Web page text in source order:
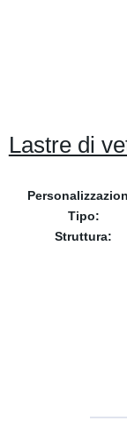
Lastre di
Tipo:
Struttura: